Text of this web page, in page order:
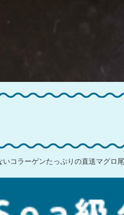
いコラーゲンたっぷりの直送マグロ